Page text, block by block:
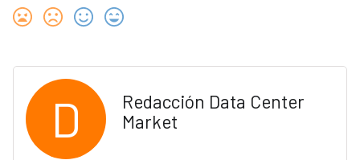
D
Redacción Data Center
Market